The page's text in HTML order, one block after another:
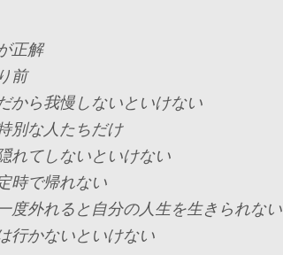
正解
前
から我慢しないといけない
別な人たちだけ
れてしないといけない
時で帰れない
度外れると自分の人生を生きられない
行かないといけない